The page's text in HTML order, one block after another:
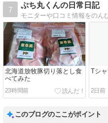
7
ぷち丸くんの日常日記
モニターや口コミ情報をのん
北海道放牧豚切り落とし食
べてみた
23時間前
Tシ
2日前
このブログのここがポイント